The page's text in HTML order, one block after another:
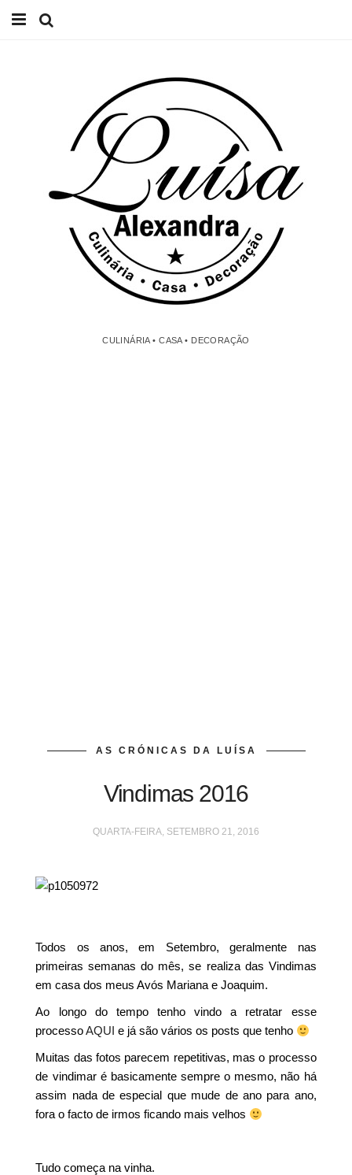
CULINÁRIA • CASA • DECORAÇÃO
AS CRÓNICAS DA LUÍSA
Vindimas 2016
QUARTA-FEIRA, SETEMBRO 21, 2016
Todos os anos, em Setembro, geralmente nas
primeiras semanas do mês, se realiza das Vindimas
em casa dos meus Avós Mariana e Joaquim.
Ao longo do tempo tenho vindo a retratar esse
processoAQUI e já são vários os posts que tenho
Muitas das fotos parecem repetitivas, mas o processo
de vindimar é basicamente sempre o mesmo, não há
assim nada de especial que mude de ano para ano,
fora o facto de irmos ficando mais velhos
Tudo começa na vinha.